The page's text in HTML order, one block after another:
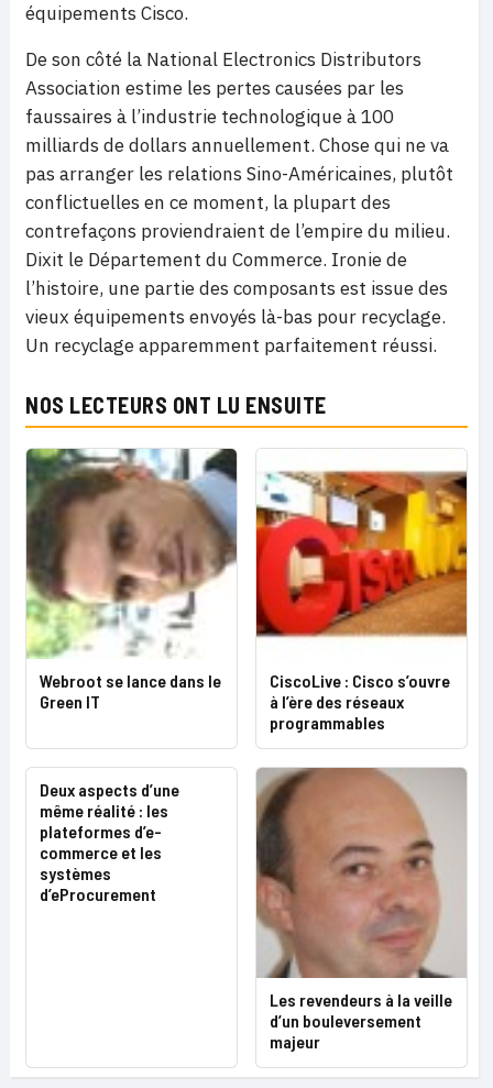
équipements Cisco.
De son côté la National Electronics Distributors
Association estime les pertes causées par les
faussaires à l’industrie technologique à 100
milliards de dollars annuellement. Chose qui ne va
pas arranger les relations Sino-Américaines, plutôt
conflictuelles en ce moment, la plupart des
contrefaçons proviendraient de l’empire du milieu.
Dixit le Département du Commerce. Ironie de
l’histoire, une partie des composants est issue des
vieux équipements envoyés là-bas pour recyclage.
Un recyclage apparemment parfaitement réussi.
NOS LECTEURS ONT LU ENSUITE
Webroot se lance dans le
Green IT
CiscoLive : Cisco s’ouvre
à l’ère des réseaux
programmables
Deux aspects d’une
même réalité : les
plateformes d’e-
commerce et les
systèmes
d’eProcurement
Les revendeurs à la veille
d’un bouleversement
majeur